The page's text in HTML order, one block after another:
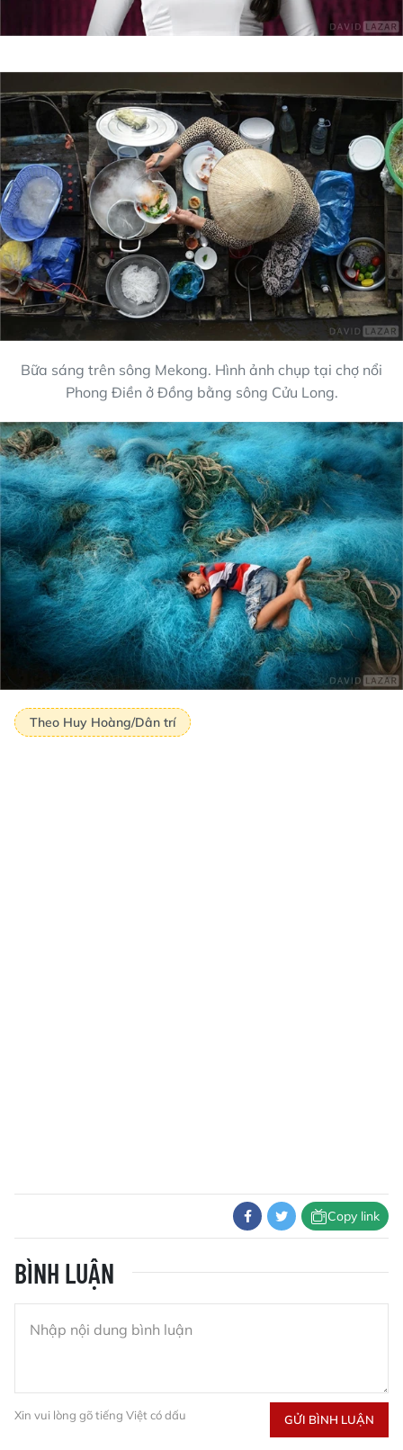
Bữa sáng trên sông Mekong. Hình ảnh chụp tại chợ nổi
Phong Điền ở Đồng bằng sông Cửu Long.
Theo Huy Hoàng/Dân trí
Copy link
BÌNH LUẬN
Xin vui lòng gõ tiếng Việt có dấu GỬI BÌNH LUẬN